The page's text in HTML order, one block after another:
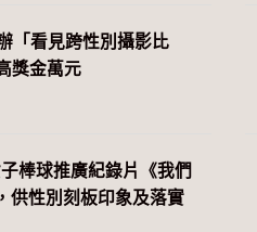
「看見跨性別攝影比
獎金萬元
棒球推廣紀錄片《我們
供性別刻板印象及落實